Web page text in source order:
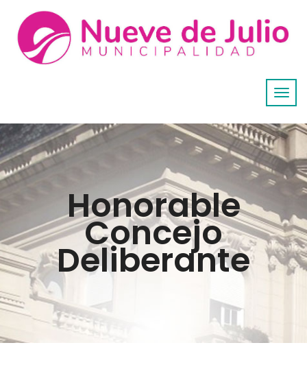
Honorable
Concejo
Deliberante